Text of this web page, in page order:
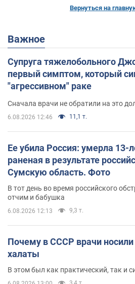
Вернуться на
Важное
Супруга тяжелобольного
первый симптом, который
"агрессивном" раке
Сначала врачи не обратили на это
6.08.2026 12:46 11,1 т.
Ее убила Россия: умерла 13-
раненая в результате
Сумскую область. Фото
В тот день во время российского
отчим и бабушка
6.08.2026 12:13 9,3 т.
Почему в СССР врачи
халаты
В этом был как практический, так и